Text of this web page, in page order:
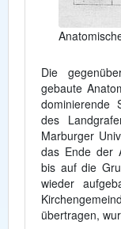
Die
gebaute
dominierende
des
Marburger
das Ende der
bis auf die
wieder
übertragen,